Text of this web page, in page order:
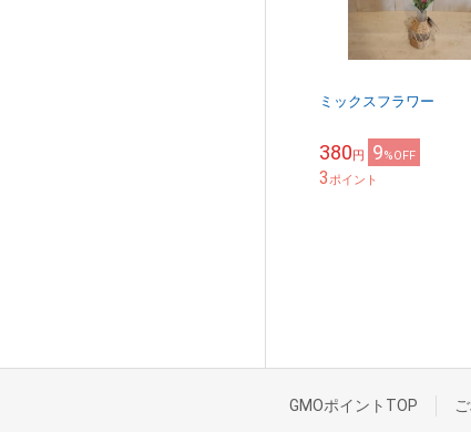
ミックスフラワー
380円 9%OFF
3ポイント
GMOポイントTOP